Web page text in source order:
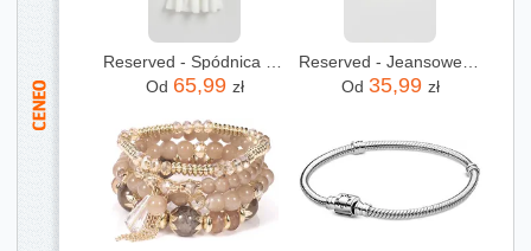
Reserved - Spódnica midi z haftem - biały
Od 65,99 zł
Reserved - Jeansowe szorty - niebieski
Od 35,99 zł